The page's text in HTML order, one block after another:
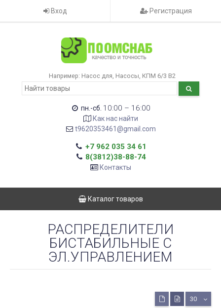
Вход Регистрация
Например: Насос для Насосы КПМ 6/3 В2
пн.-сб. 10:00 – 16:00
Как нас найти
t9620353461@gmail.com
+7 962 035 34 61
8(3812)38-88-74
Контакты
Каталог товаров
РАСПРЕДЕЛИТЕЛИ
БИСТАБИЛЬНЫЕ С
ЭЛ.УПРАВЛЕНИЕМ
30